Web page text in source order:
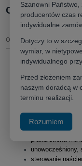
Opis produktu
Opis
kompaktowy,
z żelaznymi
tkanina
prawa strona
sterowanie
Szanowni
producentów czas
indywidualne
Dotyczy to w
wymiar, w
indywidualnego
Przed złożeniem
naszym doradcą w
terminu realizacji.
Rozumiem